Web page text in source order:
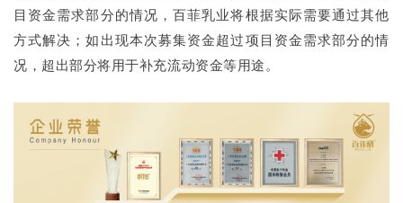
目资金需求部分的情况，百菲乳业将根据实际需要通过其他
方式解决；如出现本次募集资金超过项目资金需求部分的情
况，超出部分将用于补充流动资金等用途。